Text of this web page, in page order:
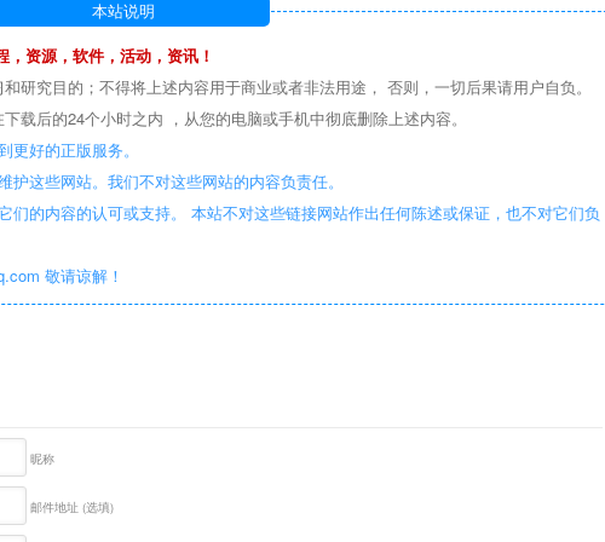
本站说明
资源，软件，活动，资讯！
研究目的；不得将上述内容用于商业或者非法用途， 否则，一切后果请用户自负。
载后的24个小时之内 ，从您的电脑或手机中彻底删除上述内容。
好的正版服务。
这些网站。我们不对这些网站的内容负责任。
们的内容的认可或支持。 本站不对这些链接网站作出任何陈述或保证，也不对它们负
敬请谅解！
昵称
邮件地址 (选填)